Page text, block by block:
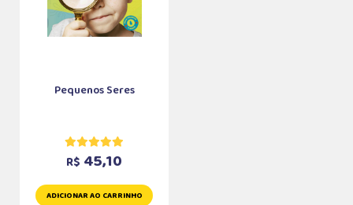
Pequenos Seres
R$ 45,10
ADICIONAR AO CARRINHO